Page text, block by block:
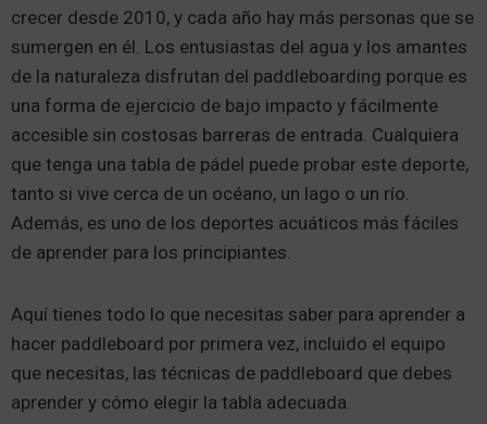
crecer desde 2010, y cada año hay más personas que se
sumergen en él. Los entusiastas del agua y los amantes
de la naturaleza disfrutan del paddleboarding porque es
una forma de ejercicio de bajo impacto y fácilmente
accesible sin costosas barreras de entrada. Cualquiera
que tenga una tabla de pádel puede probar este deporte,
tanto si vive cerca de un océano, un lago o un río.
Además, es uno de los deportes acuáticos más fáciles
de aprender para los principiantes.
Aquí tienes todo lo que necesitas saber para aprender a
hacer paddleboard por primera vez, incluido el equipo
que necesitas, las técnicas de paddleboard que debes
aprender y cómo elegir la tabla adecuada.